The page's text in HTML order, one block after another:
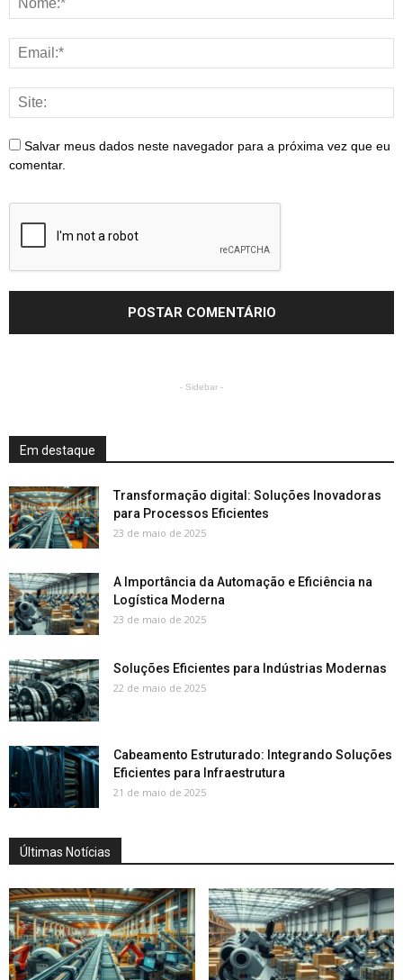
Salvar meus dados neste navegador para a próxima vez que eu
comentar.
- Sidebar -
Em destaque
Transformação digital: Soluções Inovadoras
para Processos Eficientes
23 de maio de 2025
A Importância da Automação e Eficiência na
Logística Moderna
23 de maio de 2025
Soluções Eficientes para Indústrias Modernas
22 de maio de 2025
Cabeamento Estruturado: Integrando Soluções
Eficientes para Infraestrutura
21 de maio de 2025
Últimas Notícias